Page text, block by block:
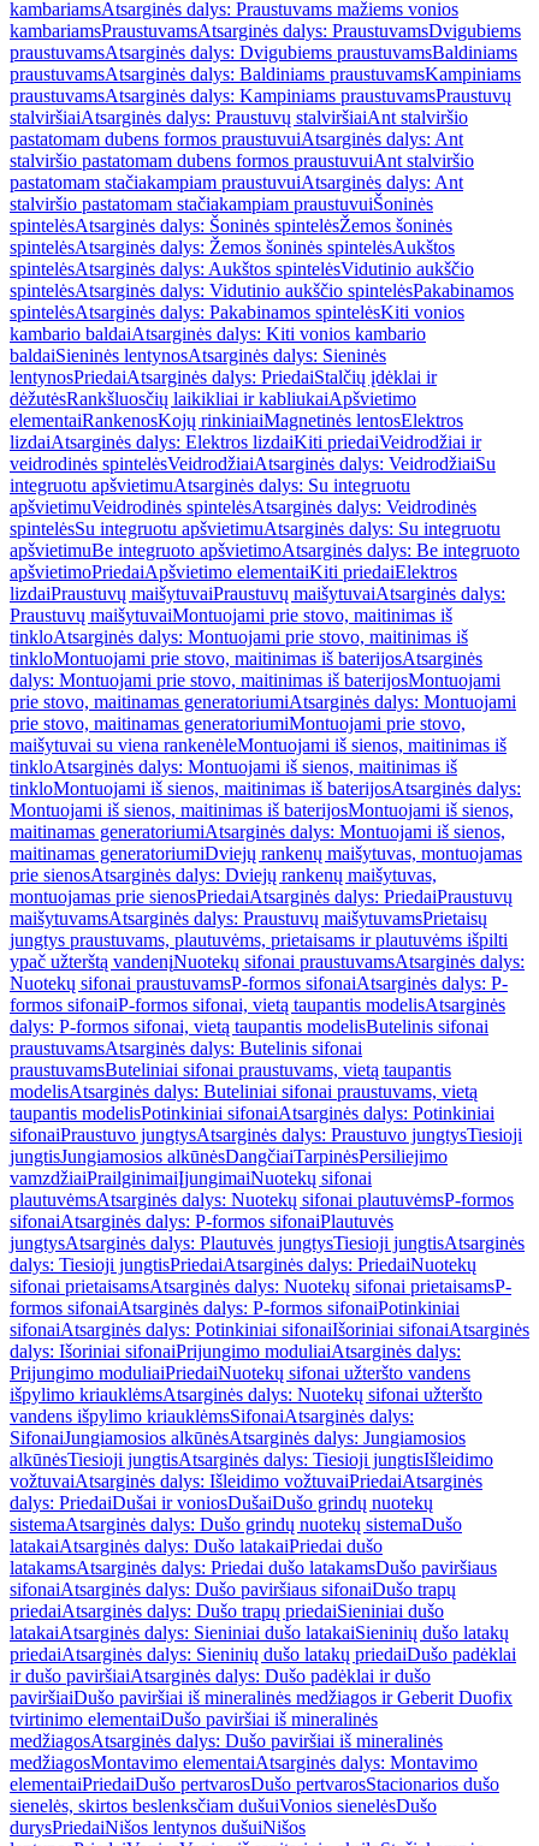
kambariamsAtsarginės dalys: Praustuvams mažiems vonios
kambariamsPraustuvamsAtsarginės dalys: PraustuvamsDvigubiems
praustuvamsAtsarginės dalys: Dvigubiems praustuvamsBaldiniams
praustuvamsAtsarginės dalys: Baldiniams praustuvamsKampiniams
praustuvamsAtsarginės dalys: Kampiniams praustuvamsPraustuvų
stalviršiaiAtsarginės dalys: Praustuvų stalviršiaiAnt stalviršio
pastatomam dubens formos praustuvuiAtsarginės dalys: Ant
stalviršio pastatomam dubens formos praustuvuiAnt stalviršio
pastatomam stačiakampiam praustuvuiAtsarginės dalys: Ant
stalviršio pastatomam stačiakampiam praustuvuiŠoninės
spintelėsAtsarginės dalys: Šoninės spintelėsŽemos šoninės
spintelėsAtsarginės dalys: Žemos šoninės spintelėsAukštos
spintelėsAtsarginės dalys: Aukštos spintelėsVidutinio aukščio
spintelėsAtsarginės dalys: Vidutinio aukščio spintelėsPakabinamos
spintelėsAtsarginės dalys: Pakabinamos spintelėsKiti vonios
kambario baldaiAtsarginės dalys: Kiti vonios kambario
baldaiSieninės lentynosAtsarginės dalys: Sieninės
lentynosPriedaiAtsarginės dalys: PriedaiStalčių įdėklai ir
dėžutėsRankšluosčių laikikliai ir kabliukaiApšvietimo
elementaiRankenosKojų rinkiniaiMagnetinės lentosElektros
lizdaiAtsarginės dalys: Elektros lizdaiKiti priedaiVeidrodžiai ir
veidrodinės spintelėsVeidrodžiaiAtsarginės dalys: VeidrodžiaiSu
integruotu apšvietimuAtsarginės dalys: Su integruotu
apšvietimuVeidrodinės spintelėsAtsarginės dalys: Veidrodinės
spintelėsSu integruotu apšvietimuAtsarginės dalys: Su integruotu
apšvietimuBe integruoto apšvietimoAtsarginės dalys: Be integruoto
apšvietimoPriedaiApšvietimo elementaiKiti priedaiElektros
lizdaiPraustuvų maišytuvaiPraustuvų maišytuvaiAtsarginės dalys:
Praustuvų maišytuvaiMontuojami prie stovo, maitinimas iš
tinkloAtsarginės dalys: Montuojami prie stovo, maitinimas iš
tinkloMontuojami prie stovo, maitinimas iš baterijosAtsarginės
dalys: Montuojami prie stovo, maitinimas iš baterijosMontuojami
prie stovo, maitinamas generatoriumiAtsarginės dalys: Montuojami
prie stovo, maitinamas generatoriumiMontuojami prie stovo,
maišytuvai su viena rankenėleMontuojami iš sienos, maitinimas iš
tinkloAtsarginės dalys: Montuojami iš sienos, maitinimas iš
tinkloMontuojami iš sienos, maitinimas iš baterijosAtsarginės dalys:
Montuojami iš sienos, maitinimas iš baterijosMontuojami iš sienos,
maitinamas generatoriumiAtsarginės dalys: Montuojami iš sienos,
maitinamas generatoriumiDviejų rankenų maišytuvas, montuojamas
prie sienosAtsarginės dalys: Dviejų rankenų maišytuvas,
montuojamas prie sienosPriedaiAtsarginės dalys: PriedaiPraustuvų
maišytuvamsAtsarginės dalys: Praustuvų maišytuvamsPrietaisų
jungtys praustuvams, plautuvėms, prietaisams ir plautuvėms išpilti
ypač užterštą vandenįNuotekų sifonai praustuvamsAtsarginės dalys:
Nuotekų sifonai praustuvamsP-formos sifonaiAtsarginės dalys: P-
formos sifonaiP-formos sifonai, vietą taupantis modelisAtsarginės
dalys: P-formos sifonai, vietą taupantis modelisButelinis sifonai
praustuvamsAtsarginės dalys: Butelinis sifonai
praustuvamsButeliniai sifonai praustuvams, vietą taupantis
modelisAtsarginės dalys: Buteliniai sifonai praustuvams, vietą
taupantis modelisPotinkiniai sifonaiAtsarginės dalys: Potinkiniai
sifonaiPraustuvo jungtysAtsarginės dalys: Praustuvo jungtysTiesioji
jungtisJungiamosios alkūnėsDangčiaiTarpinėsPersiliejimo
vamzdžiaiPrailginimaiĮjungimaiNuotekų sifonai
plautuvėmsAtsarginės dalys: Nuotekų sifonai plautuvėmsP-formos
sifonaiAtsarginės dalys: P-formos sifonaiPlautuvės
jungtysAtsarginės dalys: Plautuvės jungtysTiesioji jungtisAtsarginės
dalys: Tiesioji jungtisPriedaiAtsarginės dalys: PriedaiNuotekų
sifonai prietaisamsAtsarginės dalys: Nuotekų sifonai prietaisamsP-
formos sifonaiAtsarginės dalys: P-formos sifonaiPotinkiniai
sifonaiAtsarginės dalys: Potinkiniai sifonaiIšoriniai sifonaiAtsarginės
dalys: Išoriniai sifonaiPrijungimo moduliaiAtsarginės dalys:
Prijungimo moduliaiPriedaiNuotekų sifonai užteršto vandens
išpylimo kriauklėmsAtsarginės dalys: Nuotekų sifonai užteršto
vandens išpylimo kriauklėmsSifonaiAtsarginės dalys:
SifonaiJungiamosios alkūnėsAtsarginės dalys: Jungiamosios
alkūnėsTiesioji jungtisAtsarginės dalys: Tiesioji jungtisIšleidimo
vožtuvaiAtsarginės dalys: Išleidimo vožtuvaiPriedaiAtsarginės
dalys: PriedaiDušai ir voniosDušaiDušo grindų nuotekų
sistemaAtsarginės dalys: Dušo grindų nuotekų sistemaDušo
latakaiAtsarginės dalys: Dušo latakaiPriedai dušo
latakamsAtsarginės dalys: Priedai dušo latakamsDušo paviršiaus
sifonaiAtsarginės dalys: Dušo paviršiaus sifonaiDušo trapų
priedaiAtsarginės dalys: Dušo trapų priedaiSieniniai dušo
latakaiAtsarginės dalys: Sieniniai dušo latakaiSieninių dušo latakų
priedaiAtsarginės dalys: Sieninių dušo latakų priedaiDušo padėklai
ir dušo paviršiaiAtsarginės dalys: Dušo padėklai ir dušo
paviršiaiDušo paviršiai iš mineralinės medžiagos ir Geberit Duofix
tvirtinimo elementaiDušo paviršiai iš mineralinės
medžiagosAtsarginės dalys: Dušo paviršiai iš mineralinės
medžiagosMontavimo elementaiAtsarginės dalys: Montavimo
elementaiPriedaiDušo pertvarosDušo pertvarosStacionarios dušo
sienelės, skirtos beslenksčiam dušuiVonios sienelėsDušo
durysPriedaiNišos lentynos dušuiNišos